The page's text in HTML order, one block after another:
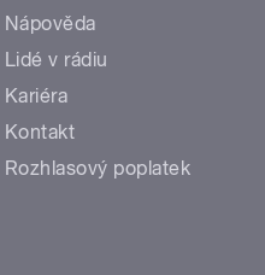
Nápověda
Lidé v rádiu
Kariéra
Kontakt
Rozhlasový poplatek